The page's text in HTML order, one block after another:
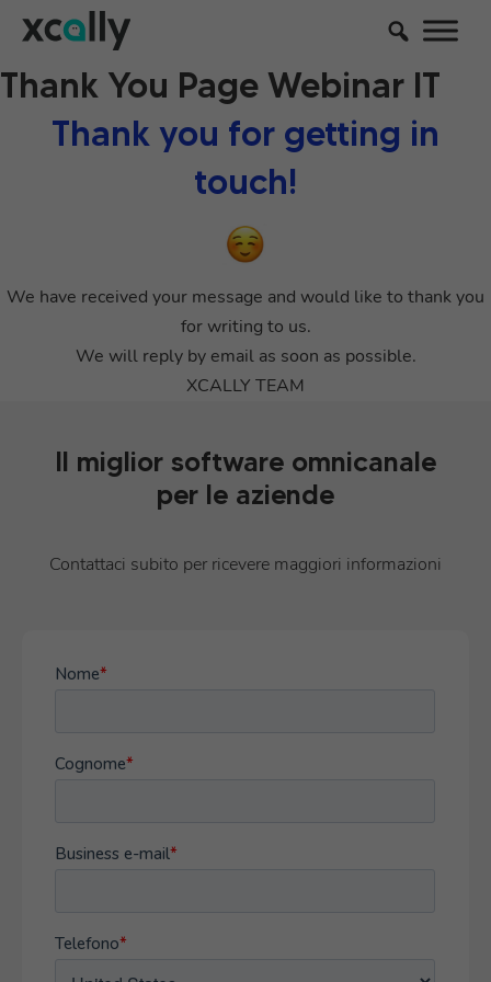
Thank You Page Webinar IT
Thank you for getting in
touch!
We have received your message and would like to thank you
for writing to us.
We will reply by email as soon as possible.
XCALLY TEAM
Il miglior software omnicanale
per le aziende
Contattaci subito per ricevere maggiori informazioni